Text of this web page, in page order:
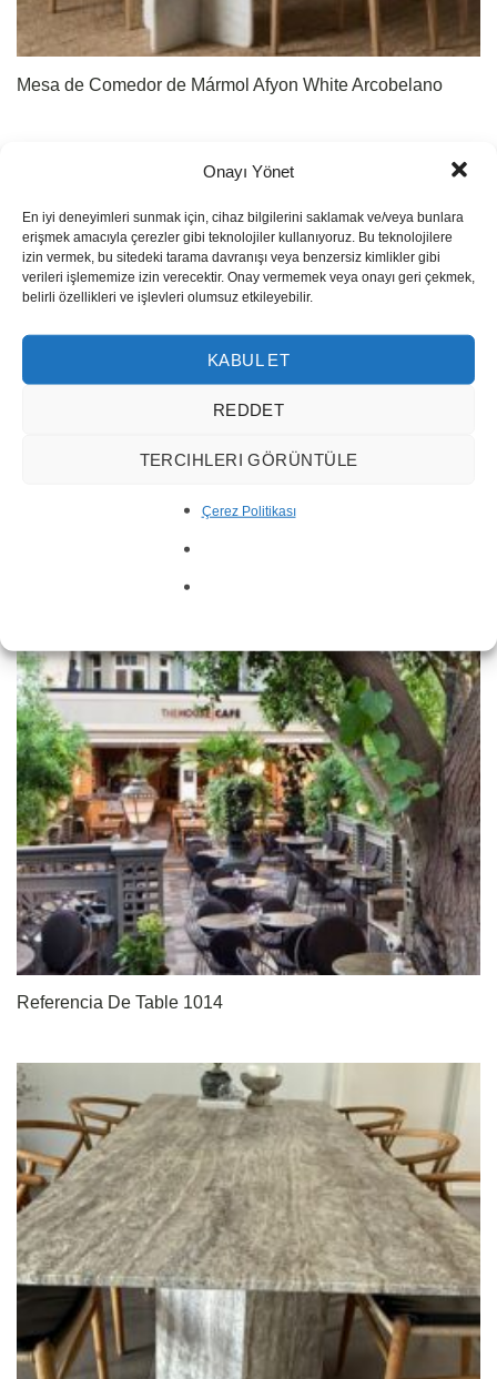
Onayı Yönet
En iyi deneyimleri sunmak için, cihaz bilgilerini saklamak ve/veya bunlara
erişmek amacıyla çerezler gibi teknolojiler kullanıyoruz. Bu teknolojilere
izin vermek, bu sitedeki tarama davranışı veya benzersiz kimlikler gibi
verileri işlememize izin verecektir. Onay vermemek veya onayı geri çekmek,
belirli özellikleri ve işlevleri olumsuz etkileyebilir.
KABUL ET
REDDET
TERCIHLERI GÖRÜNTÜLE
Çerez Politikası
Mesa de Comedor de Mármol Afyon White Arcobelano
Hills Mermer Özel Tasarım Yuvarlak Yemek Masası
Referencia De Table 1014